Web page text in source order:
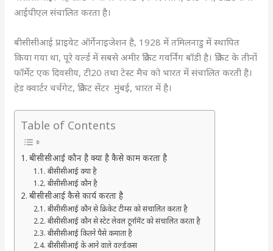
आईपीएल संचालित करता है।
बीसीसीआई प्राइवेट ऑर्गेनाइजेशन है, 1928 में तमिलनाडु में स्थापित
किया गया था, पूरे वर्ल्ड में सबसे अमीर क्रिकेट गवर्निंग बॉडी है। क्रिकेट के तीनों
फॉर्मेट एक दिवसीय, टी20 तथा टेस्ट मैच को भारत में संचालित करती है।
हेड क्वार्टर चर्चगेट, क्रिकेट सेंटर मुंबई, भारत में है।
Table of Contents
बीसीसीआई कौन है क्या है कैसे काम करता है
बीसीसीआई क्या है
बीसीसीआई कौन है
बीसीसीआई कैसे कार्य करता है
बीसीसीआई कौन से क्रिकेट टीम्स को संचालित करता है
बीसीसीआई कौन से स्टेट लेवल टूर्नामेंट को संचालित करता है
बीसीसीआई कितने पैसे कमाता है
बीसीसीआई के आने वाले वर्ल्डकस